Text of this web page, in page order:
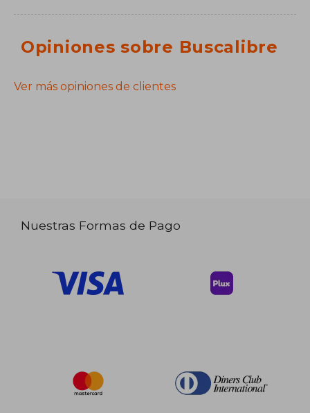
Opiniones sobre Buscalibre
Ver más opiniones de clientes
Nuestras Formas de Pago